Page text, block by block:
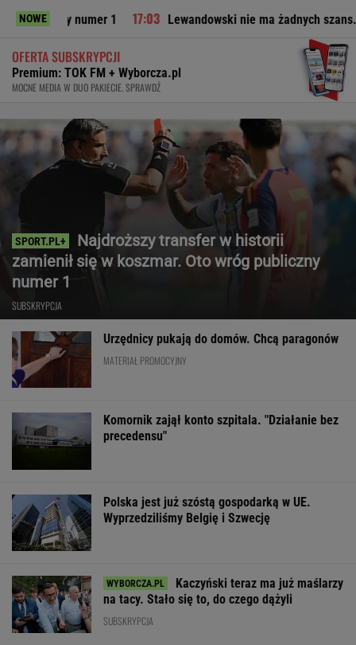
NOWE
numer 1 Lewandowski nie ma żadnych szans. Ekspert
OFERTA SUBSKRYPCJI
Premium: TOK FM + Wyborcza.pl
MOCNE MEDIA W DUO PAKIECIE. SPRAWDŹ
Najdroższy transfer w historii
zamienił się w koszmar. Oto wróg publiczny
numer 1
SUBSKRYPCJA
Urzędnicy pukają do domów. Chcą paragonów
MATERIAŁ PROMOCYJNY
Komornik zajął konto szpitala. "Działanie bez
precedensu"
Polska jest już szóstą gospodarką w UE.
Wyprzedziliśmy Belgię i Szwecję
Kaczyński teraz ma już maślarzy
na tacy. Stało się to, do czego dążyli
SUBSKRYPCJA